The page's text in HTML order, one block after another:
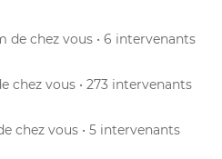
de chez vous • 6 intervenants
chez vous • 273 intervenants
chez vous • 5 intervenants